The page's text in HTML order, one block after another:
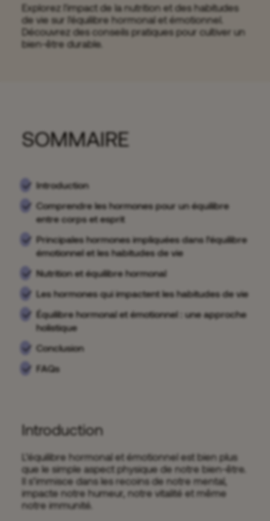
Explorez l'impact de la nutrition et des habitudes
de vie sur l'équilibre hormonal et émotionnel.
Découvrez des conseils pratiques pour cultiver un
bien-être durable.
SOMMAIRE
Introduction
Comprendre les hormones pour un équilibre
entre corps et esprit
Principales hormones impliquées dans l’équilibre
émotionnel et les habitudes de vie
Nutrition et équilibre hormonal
Les hormones qui impactent les habitudes de vie
Équilibre hormonal et émotionnel : une approche
holistique
Conclusion
FAQs
Introduction
L’équilibre hormonal et émotionnel est bien plus
que le simple aspect physique de notre bien-être.
Il s’immisce dans les recoins de notre mental,
impacte notre humeur, notre vitalité et même
notre immunité.